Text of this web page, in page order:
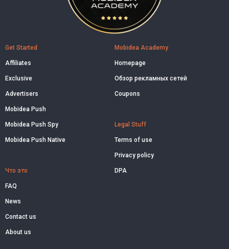
Get Started
Affiliates
Exclusive
Advertisers
Mobidea Push
Mobidea Push Spy
Mobidea Push Native
Что это
FAQ
News
Contact us
About us
Mobidea Academy
Homepage
Обзор рекламных сетей
Coupons
Legal Stuff
Terms of use
Privacy policy
DPA